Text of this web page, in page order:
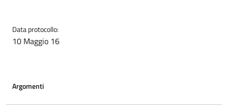
Data protocollo:
10 Maggio 16
Argomenti